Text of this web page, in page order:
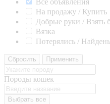
Все объявления
На продажу / Купить
Добрые руки / Взять
Вязка
Потерялись /
Сбросить Применить
Породы кошек
Выбрать все